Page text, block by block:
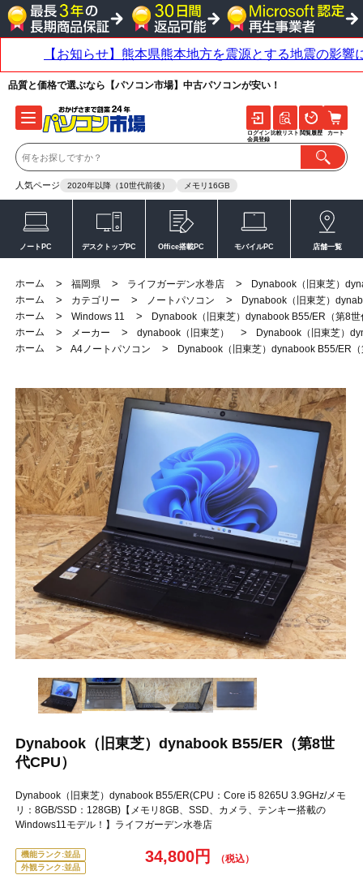
品質と価格で選ぶなら【パソコン市場】中古パソコンが安い！
人気ページ 2020年以降（10世代前後） メモリ16GB
ログイン
会員登録
比較リスト 閲覧履歴 カート
ノートPC デスクトップPC Office搭載PC モバイルPC 店舗一覧
ホーム > 福岡県 > ライフガーデン水巻店 >
Dynabook（旧東芝）
ホーム
> カテゴリー > ノートパソコン >
Dynabook（旧東芝）
ホーム
> Windows 11 >
Dynabook（旧東芝）dynabook B55/ER（第8
ホーム
> メーカー > dynabook（旧東芝） >
Dynabook（旧東芝）
ホーム
> A4ノートパソコン > Dynabook（旧東芝）dynabook B55/ER
Dynabook（旧東芝）dynabook B55/ER（第8世
代CPU）
Dynabook（旧東芝）dynabook B55/ER(CPU：Core i5 8265U 3.9GHz/メモ
リ：8GB/SSD：128GB)【メモリ8GB、SSD、カメラ、テンキー搭載の
Windows11モデル！】ライフガーデン水巻店
機能ランク:並品
外観ランク:並品
34,800円